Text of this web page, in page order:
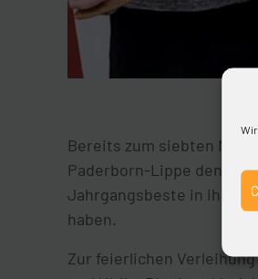
Bereits zum siebten Mal
Paderborn-Lippe den
Jahrgangsbeste in ihrem
haben.
Zur feierlichen